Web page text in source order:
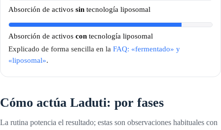
Absorción de activos sin tecnología liposomal
Absorción de activos con tecnología liposomal
Explicado de forma sencilla en la FAQ: «fermentado» y
«liposomal».
Cómo actúa Laduti: por fases
La rutina potencia el resultado; estas son observaciones habituales con